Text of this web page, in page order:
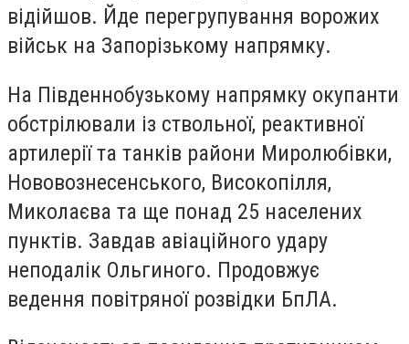
відійшов. Йде перегрупування ворожих
військ на Запорізькому напрямку.
На Південнобузькому напрямку окупанти
обстрілювали із ствольної, реактивної
артилерії та танків райони Миролюбівки,
Нововознесенського, Високопілля,
Миколаєва та ще понад 25 населених
пунктів. Завдав авіаційного удару
неподалік Ольгиного. Продовжує
ведення повітряної розвідки БпЛА.